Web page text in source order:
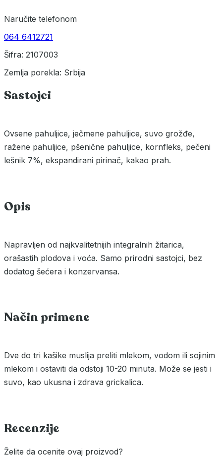
Naručite telefonom
064 6412721
Šifra: 2107003
Zemlja porekla: Srbija
Sastojci
Ovsene pahuljice, ječmene pahuljice, suvo grožđe,
ražene pahuljice, pšenične pahuljice, kornfleks, pečeni
lešnik 7%, ekspandirani pirinač, kakao prah.
Opis
Napravljen od najkvalitetnijih integralnih žitarica,
orašastih plodova i voća. Samo prirodni sastojci, bez
dodatog šećera i konzervansa.
Način primene
Dve do tri kašike muslija preliti mlekom, vodom ili sojinim
mlekom i ostaviti da odstoji 10-20 minuta. Može se jesti i
suvo, kao ukusna i zdrava grickalica.
Recenzije
Želite da ocenite ovaj proizvod?